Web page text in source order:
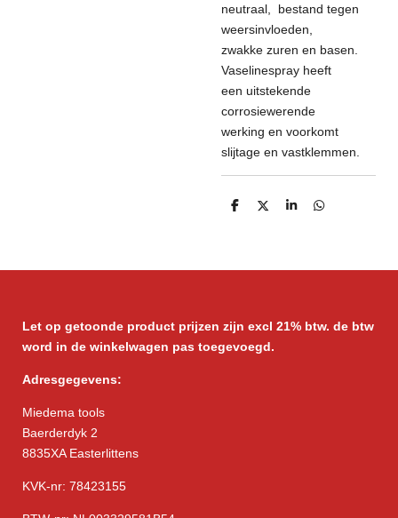
neutraal, bestand tegen
weersinvloeden,
zwakke zuren en basen.
Vaselinespray heeft
een uitstekende
corrosiewerende
werking en voorkomt
slijtage en vastklemmen.
D
D
S
D
Let op getoonde product prijzen zijn excl 21% btw. de btw
word in de winkelwagen pas toegevoegd.
Adresgegevens:
Miedema tools
Baerderdyk 2
8835XA Easterlittens
KVK-nr: 78423155